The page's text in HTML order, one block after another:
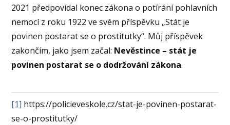
2021 předpovídal konec zákona o potírání pohlavních
nemocí z roku 1922 ve svém příspěvku „Stát je
povinen postarat se o prostitutky“. Můj příspěvek
zakončím, jako jsem začal: Nevěstince – stát je
povinen postarat se o dodržování zákona.
[1] https://policieveskole.cz/stat-je-povinen-postarat-
se-o-prostitutky/